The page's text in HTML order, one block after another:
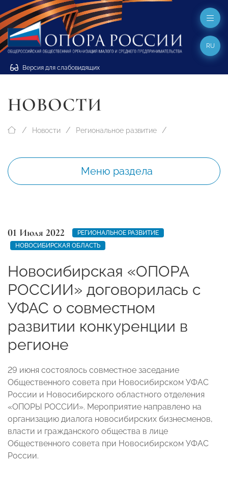
Версия для слабовидящих
RU
НОВОСТИ
Новости Региональное развитие
Меню раздела
01 Июля 2022
РЕГИОНАЛЬНОЕ РАЗВИТИЕ
НОВОСИБИРСКАЯ ОБЛАСТЬ
Новосибирская «ОПОРА
РОССИИ» договорилась с
УФАС о совместном
развитии конкуренции в
регионе
29 июня состоялось совместное заседание
Общественного совета при Новосибирском УФАС
России и Новосибирского областного отделения
«ОПОРЫ РОССИИ». Мероприятие направлено на
организацию диалога новосибирских бизнесменов,
власти и гражданского общества в лице
Общественного совета при Новосибирском УФАС
России.